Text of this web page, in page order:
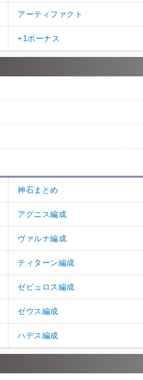
アーティファクト
+1ボーナス
神石まとめ
アグニス編成
ヴァルナ編成
ティターン編成
ゼピュロス編成
ゼウス編成
ハデス編成